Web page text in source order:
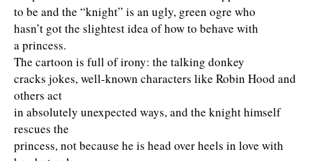
to be and the “knight” is an ugly, green ogre who
hasn’t got the slightest idea of how to behave with
a princess.
The cartoon is full of irony: the talking donkey
cracks jokes, well-known characters like Robin Hood and
others act
in absolutely unexpected ways, and the knight himself
rescues the
princess, not because he is head over heels in love with